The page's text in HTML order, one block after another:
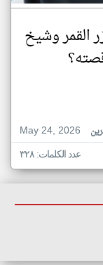
القمر وشيخ
May 24, 2026
عدد الكلمات: ٣٢٨